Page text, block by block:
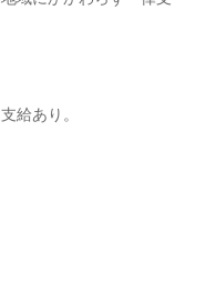
給あり。